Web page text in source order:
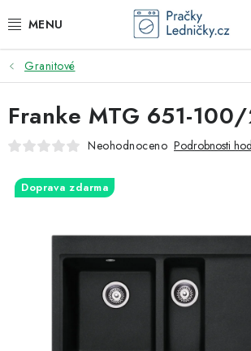
na
DODAVATEL
VESTAVNÉ SPOTŘEBIČE
VOLNĚ STOJÍCÍ SPOTŘEBIČE
DŘEZY A BATERIE
ODSAVAČE PAR
DRTIČE ODPADU
Granitové
Franke MTG 651-
Neohodnoceno Podrobnosti
Doprava zdarma